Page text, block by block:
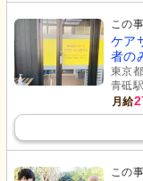
この
ケア
者の
東京
青砥
月給
この